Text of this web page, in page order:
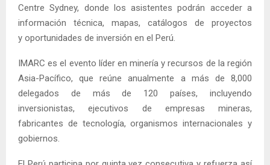
Centre Sydney, donde los asistentes podrán acceder a
información técnica, mapas, catálogos de proyectos
y oportunidades de inversión en el Perú.
IMARC es el evento líder en minería y recursos de la región
Asia-Pacífico, que reúne anualmente a más de 8,000
delegados de más de 120 países, incluyendo
inversionistas, ejecutivos de empresas mineras,
fabricantes de tecnología, organismos internacionales y
gobiernos.